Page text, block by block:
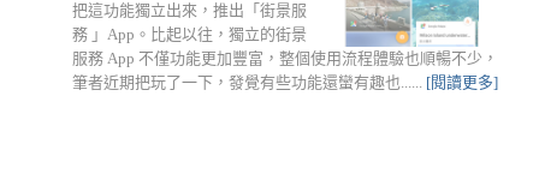
把這功能獨立出來，推出「街景服
務 」App。比起以往，獨立的街景
服務 App 不僅功能更加豐富，整個使用流程體驗也順暢不少，
筆者近期把玩了一下，發覺有些功能還蠻有趣也...... [閱讀更多]